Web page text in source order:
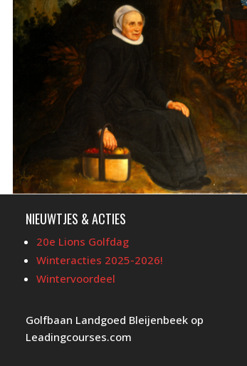
NIEUWTJES & ACTIES
20e Lions Golfdag
Winteracties 2025-2026!
Wintervoordeel
Golfbaan Landgoed Bleijenbeek op
Leadingcourses.com